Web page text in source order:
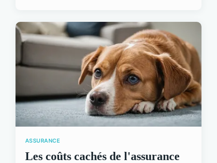
ASSURANCE
Les coûts cachés de l'assurance